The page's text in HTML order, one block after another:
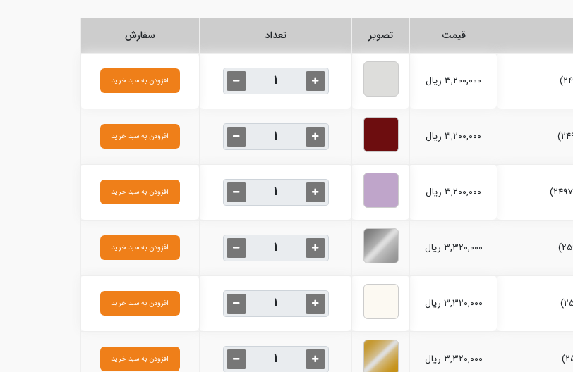
قیمت تصویر تعداد سفارش
۳,۲۰۰,۰۰۰ ریال افزودن به سبد خرید
۳,۲۰۰,۰۰۰ ریال افزودن به سبد خرید
۳,۲۰۰,۰۰۰ ریال افزودن به سبد خرید
۳,۳۲۰,۰۰۰ ریال افزودن به سبد خرید
۳,۳۲۰,۰۰۰ ریال افزودن به سبد خرید
۳,۳۲۰,۰۰۰ ریال افزودن به سبد خرید